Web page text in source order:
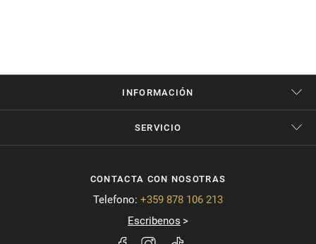
INFORMACIÓN
SERVICIO
CONTACTA CON NOSOTRAS
Telefono: +359 878 106 213
Escribenos